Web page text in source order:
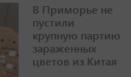
В Приморье не
пустили
крупную партию
зараженных
цветов из Китая